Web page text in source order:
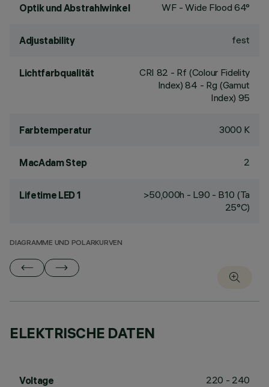
Optik und Abstrahlwinkel WF - Wide Flood 64°
Adjustability fest
Lichtfarbqualität CRI 82 - Rf (Colour Fidelity
Index) 84 - Rg (Gamut
Index) 95
Farbtemperatur 3000 K
MacAdam Step 2
Lifetime LED 1
>50,000h - L90 - B10 (Ta
25°C)
DIAGRAMME UND POLARKURVEN
ELEKTRISCHE DATEN
Voltage 220 - 240